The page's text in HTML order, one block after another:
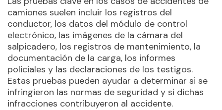
camiones suelen incluir los registros del
conductor, los datos del módulo de control
electrónico, las imágenes de la cámara del
salpicadero, los registros de mantenimiento, la
documentación de la carga, los informes
policiales y las declaraciones de los testigos.
Estas pruebas pueden ayudar a determinar si se
infringieron las normas de seguridad y si dichas
infracciones contribuyeron al accidente.